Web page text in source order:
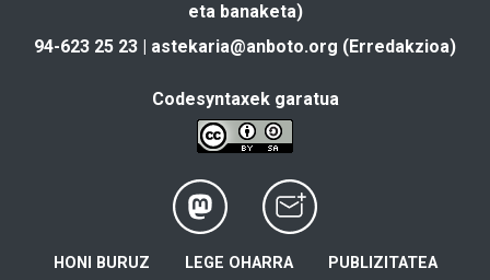
eta banaketa)
94-623 25 23 | astekaria@anboto.org (Erredakzioa)
Codesyntaxek garatua
HONI BURUZ LEGE OHARRA PUBLIZITATEA